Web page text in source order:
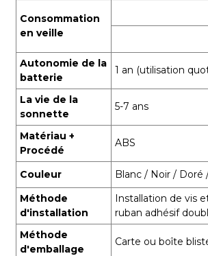
Consommation
en veille
Autonomie de la
batterie
1 an (utilisation
La vie de la
sonnette
5-7 ans
Matériau +
Procédé
ABS
Couleur
Blanc / Noir / Doré
Méthode
d'installation
Installation de vis
ruban adhésif
Méthode
d'emballage
Carte ou boîte